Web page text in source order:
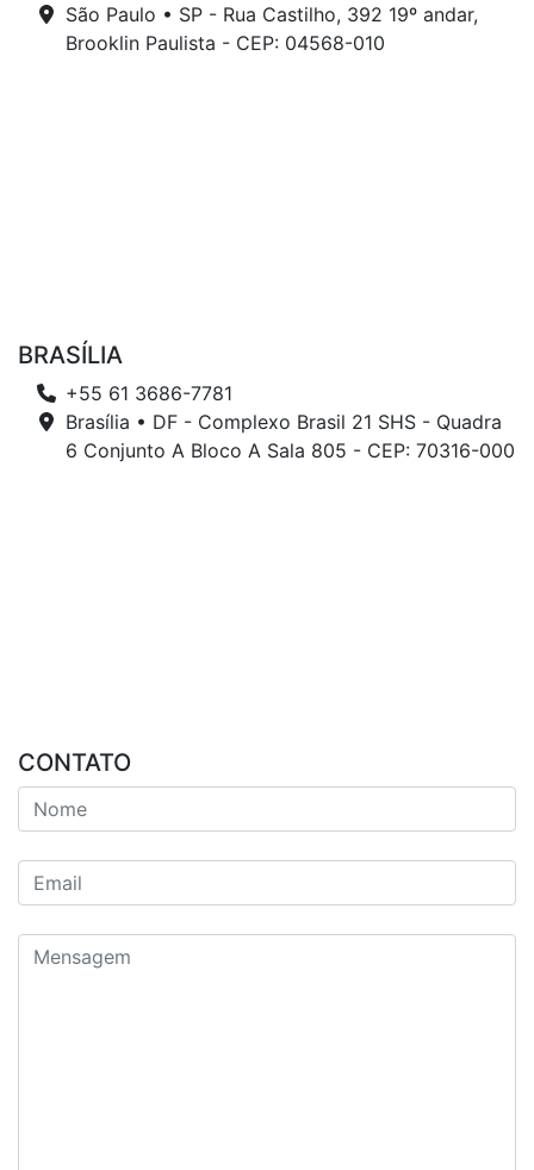
São Paulo • SP - Rua Castilho, 392 19º andar,
Brooklin Paulista - CEP: 04568-010
BRASÍLIA
+55 61 3686-7781
Brasília • DF - Complexo Brasil 21 SHS - Quadra
6 Conjunto A Bloco A Sala 805 - CEP: 70316-000
CONTATO